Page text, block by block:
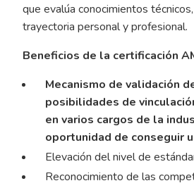
que evalúa conocimientos
trayectoria personal y profesional.
Beneficios de la certificación
Mecanismo de validación
posibilidades de
en varios cargos de la
oportunidad de conseguir
Elevación del nivel de
Reconocimiento de las